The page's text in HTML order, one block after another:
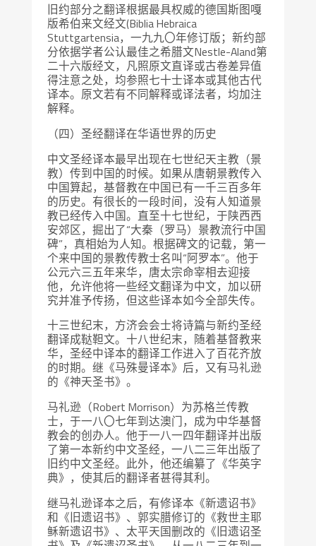
旧约部分之翻译根据最具权威的德国斯图嘎
版希伯来文经文(Biblia Hebraica
Stuttgartensia，一九九〇年修订版；新约部
分依据学者公认最佳之希腊文Nestle-Aland第
二十六版经文，凡照原文直译或古卷差异值
得注意之处，均参照七十士译本或其他古代
译本。原文若有不同解释或译法者，均加注
解释。
（四）圣经翻译在华语世界的历史
中文圣经译本最早出现在七世纪天主教（景
教）传到中国的时候。如果从唐朝景教传入
中国算起，基督教在中国已有一千三百多年
的历史。有很长的一段时间，没有人知道景
教已经传入中国。直至十七世纪，于陕西西
安郊区，掘出了“大秦（罗马）景教流行中国
碑”，真相始为人知。根据碑文的记载，第一
个来中国的景教传教士名叫“阿罗本”。他于
公元六三五年来华，唐太宗命宰相去迎接
他，允许他将一些经文翻译为中文，加以研
究并准予传扬，但这些译本如今全部失传。
十三世纪末，方济会会士将诗篇与新约圣经
翻译成鞑靼文。十八世纪末，随着基督教来
华，圣经中译本的翻译工作进入了百花齐放
的时期。继《马殊曼译本》后，又有马礼逊
的《神天圣书》。
马礼逊（Robert Morrison）为苏格兰传教
士，于一八〇七年到达澳门，成为中华基督
教会的创办人。他于一八一四年翻译并出版
了第一本新约中文圣经，一八二三年出版了
旧约中文圣经。此外，他还编纂了《华英字
典》，使其后的翻译者甚得其利。
继马礼逊译本之后，有修译本《新遗诏书》
和《旧遗诏书》、郭实腊修订的《救世主耶
稣新遗诏书》、太平天国删改的《旧遗诏圣